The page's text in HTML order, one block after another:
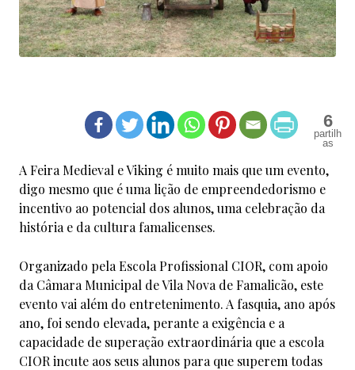
6
A Feira Medieval e Viking é muito mais que um evento,
digo mesmo que é uma lição de empreendedorismo e
incentivo ao potencial dos alunos, uma celebração da
história e da cultura famalicenses.
Organizado pela Escola Profissional CIOR, com apoio
da Câmara Municipal de Vila Nova de Famalicão, este
evento vai além do entretenimento. A fasquia, ano após
ano, foi sendo elevada, perante a exigência e a
capacidade de superação extraordinária que a escola
CIOR incute aos seus alunos para que superem todas